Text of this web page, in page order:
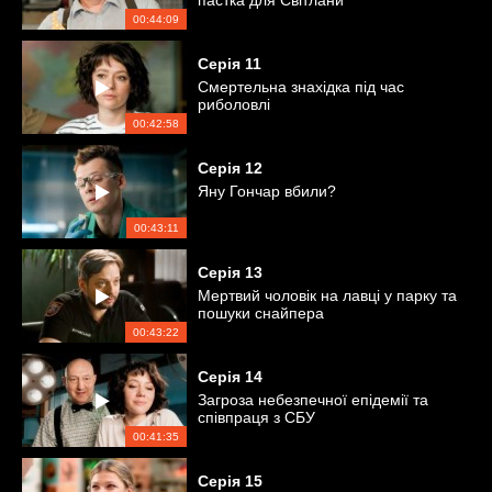
00:44:09
00:42:58
Серія 11
Смертельна знахідка під час
риболовлі
00:43:11
Серія 12
Яну Гончар вбили?
00:43:22
Серія 13
Мертвий чоловік на лавці у парку та
пошуки снайпера
00:41:35
Серія 14
Загроза небезпечної епідемії та
співпраця з СБУ
Серія 15